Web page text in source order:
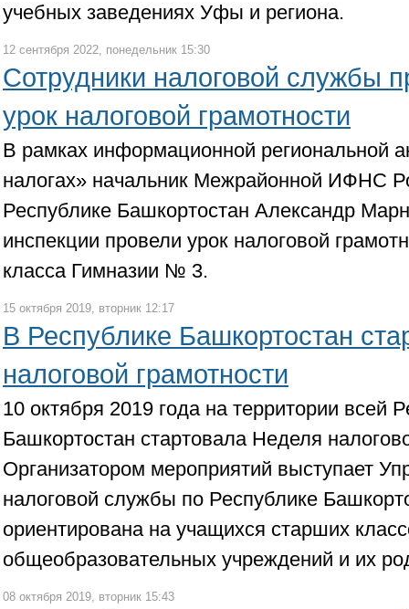
учебных заведениях Уфы и региона.
12 сентября 2022, понедельник 15:30
Сотрудники налоговой службы
урок налоговой грамотности
В рамках информационной региональной
налогах» начальник Межрайонной ИФНС
Республике Башкортостан Александр
инспекции провели урок налоговой
класса Гимназии № 3.
15 октября 2019, вторник 12:17
В Республике Башкортостан
налоговой грамотности
10 октября 2019 года на территории всей
Башкортостан стартовала Неделя
Организатором мероприятий выступает
налоговой службы по Республике
ориентирована на учащихся старших
общеобразовательных учреждений и их
08 октября 2019, вторник 15:43